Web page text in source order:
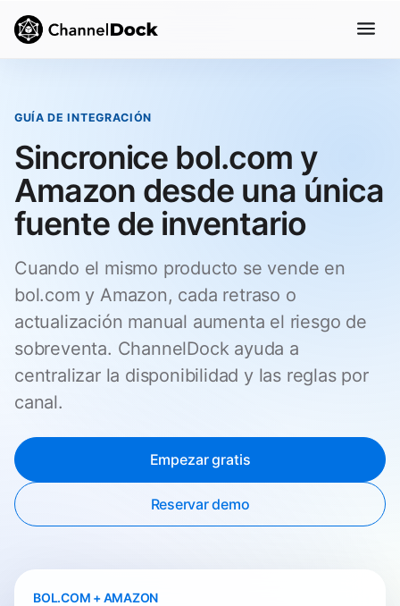
GUÍA DE INTEGRACIÓN
Sincronice bol.com y
Amazon desde una única
fuente de inventario
Cuando el mismo producto se vende en
bol.com y Amazon, cada retraso o
actualización manual aumenta el riesgo de
sobreventa. ChannelDock ayuda a
centralizar la disponibilidad y las reglas por
canal.
Empezar gratis
Reservar demo
BOL.COM + AMAZON